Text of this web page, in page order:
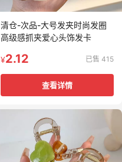
清仓-次品-大号发夹时尚发圈
高级感抓夹爱心头饰发卡
¥2.12 已售 415
查看详情